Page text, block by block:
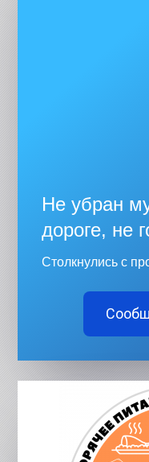
Не убран
дороге, не
Столкнулись с